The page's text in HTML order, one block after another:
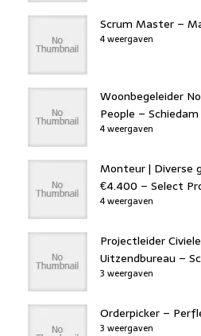
Scrum Master –
4 weergaven
Woonbegeleider
People – Schiedam
4 weergaven
Monteur | Diverse
€4.400 – Select
4 weergaven
Projectleider
Uitzendbureau –
3 weergaven
Orderpicker –
3 weergaven